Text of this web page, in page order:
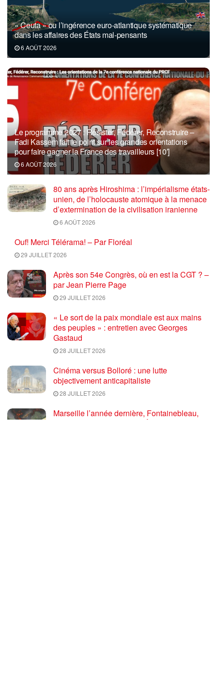
« Ceuta » ou l’ingérence euro-atlantique systématique
dans les affaires des États mal-pensants
6 AOÛT 2026
Le programme 2027 : Résister, Fédérer, Reconstruire –
Fadi Kassem fait le point sur les grandes orientations
pour faire gagner la France des travailleurs [10′]
6 AOÛT 2026
80 ans après Hiroshima : l’impérialisme états-
unien, de l’holocauste atomique à la menace
d’extermination de la civilisation iranienne
6 AOÛT 2026
Ouf! Merci Télérama! – Par Floréal
29 JUILLET 2026
Après son 54e Congrès, où en est la CGT ? –
par Jean Pierre Page
29 JUILLET 2026
« Le sort de la paix mondiale est aux mains
des peuples » : entretien avec Georges
Gastaud
28 JUILLET 2026
Cinéma versus Bolloré : une lutte
objectivement anticapitaliste
28 JUILLET 2026
Marseille l’année dernière, Fontainebleau,
Arcachon, la Drôme et les Écrins cette année